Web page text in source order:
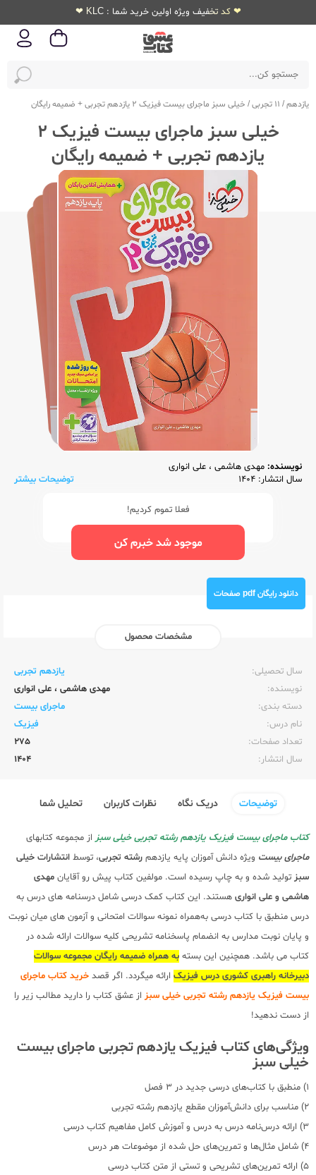
❤ کد تخفیف ویژه اولین خرید شما : KLC ❤
یازدهم/ 11 تجربی / خیلی سبز ماجرای بیست فیزیک 2 یازدهم تجربی + ضمیمه رایگان
خیلی سبز ماجرای بیست فیزیک 2
یازدهم تجربی + ضمیمه رایگان
نویسنده: مهدی هاشمی ، علی انواری
سال انتشار: 1404
توضیحات بیشتر
فعلا تموم کردیم!
موجود شد خبرم کن
دانلود رایگان pdf صفحات
مشخصات محصول
سال تحصیلی:‌
یازدهم تجربی
نویسنده:‌
مهدی هاشمی ، علی انواری
دسته بندی:
ماجرای بیست
نام درس:
فیزیک
تعداد صفحات:‌
275
سال انتشار:‌
1404
توضیحات دریک نگاه نظرات کاربران تحلیل شما
کتاب ماجرای بیست فیزیک یازدهم رشته تجربی خیلی سبزاز مجموعه کتابهای
ماجرای بیست ویژه دانش آموزان پایه یازدهم رشته تجربی، توسط انتشارات خیلی
سبز تولید شده و به چاپ رسیده است. مولفین کتاب پیش رو آقایان مهدی
هاشمی و علی انواری هستند. این کتاب کمک درسی شامل درسنامه های درس به
درس منطبق با کتاب درسی به‌همراه نمونه سوالات امتحانی و آزمون های میان نوبت
و پایان نوبت مدارس به انضمام پاسخنامه تشریحی کلیه سوالات ارائه شده در
کتاب می باشد. همچنین این بسته به همراه ضمیمه رایگان مجموعه سوالات
دبیرخانه راهبری کشوری درس فیزیک ارائه میگردد. اگر قصد خرید کتاب ماجرای
بیست فیزیک یازدهم رشته تجربی خیلی سبز از عشق کتاب را دارید مطالب زیر را
از دست ندهید!
ویژگی‌های کتاب فیزیک یازدهم تجربی ماجرای بیست
خیلی سبز
1) منطبق با کتاب‌های درسی جدید در 3 فصل
2) مناسب برای دانش‌آموزان مقطع یازدهم رشته تجربی
3) ارائه درس‌نامه درس به درس و آموزش کامل مفاهیم کتاب درسی
4) شامل مثال‌ها و تمرین‌های حل شده از موضوعات هر درس
5) ارائه تمرین‌های تشریحی و تستی از متن کتاب درسی